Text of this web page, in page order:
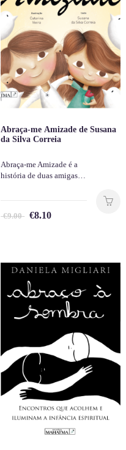
Abraça-me Amizade de Susana
da Silva Correia
Abraça-me Amizade é a
história de duas amigas…
€9.00 €8.10